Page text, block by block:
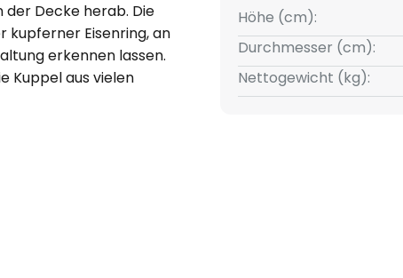
Decke herab. Die
kupferner Eisenring, an
erkennen lassen.
Kuppel aus vielen
aus, bis sie
Höhe (cm):
Durchmesser (cm):
Nettogewicht (kg):